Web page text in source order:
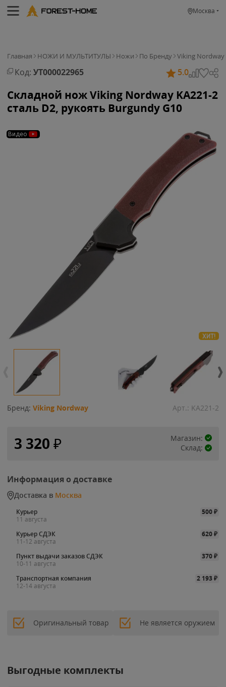
Москва
Главная НОЖИ И МУЛЬТИТУЛЫ Ножи По Бренду Viking Nordway
Код: УТ000022965 5.0
Складной нож Viking Nordway KA221-2
сталь D2, рукоять Burgundy G10
Видео
ХИТ!
Бренд: Viking Nordway Арт.: KA221-2
3 320 ₽
Магазин:
Склад:
Информация о доставке
Доставка в Москва
Курьер 500₽
11 августа
Курьер СДЭК
620₽
11-12 августа
Пункт выдачи заказов СДЭК
370₽
10-11 августа
Транспортная компания
2 193₽
12-14 августа
Оригинальный товар Не является оружием
Выгодные комплекты